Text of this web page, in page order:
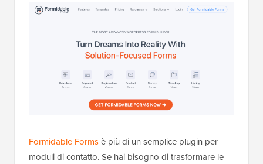
Formidable Formsè più di un semplice plugin per
moduli di contatto. Se hai bisogno di trasformare le